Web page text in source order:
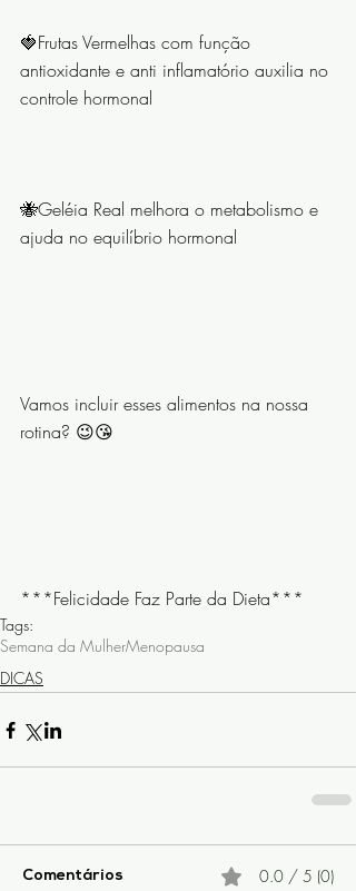
🍓Frutas Vermelhas com função
antioxidante e anti inflamatório auxilia no
controle hormonal
🐝Geléia Real melhora o metabolismo e
ajuda no equilíbrio hormonal
Vamos incluir esses alimentos na nossa
rotina? 😉😘
***Felicidade Faz Parte da Dieta***
Tags:
Semana da MulherMenopausa
DICAS
Comentários 0.0 / 5 (0)